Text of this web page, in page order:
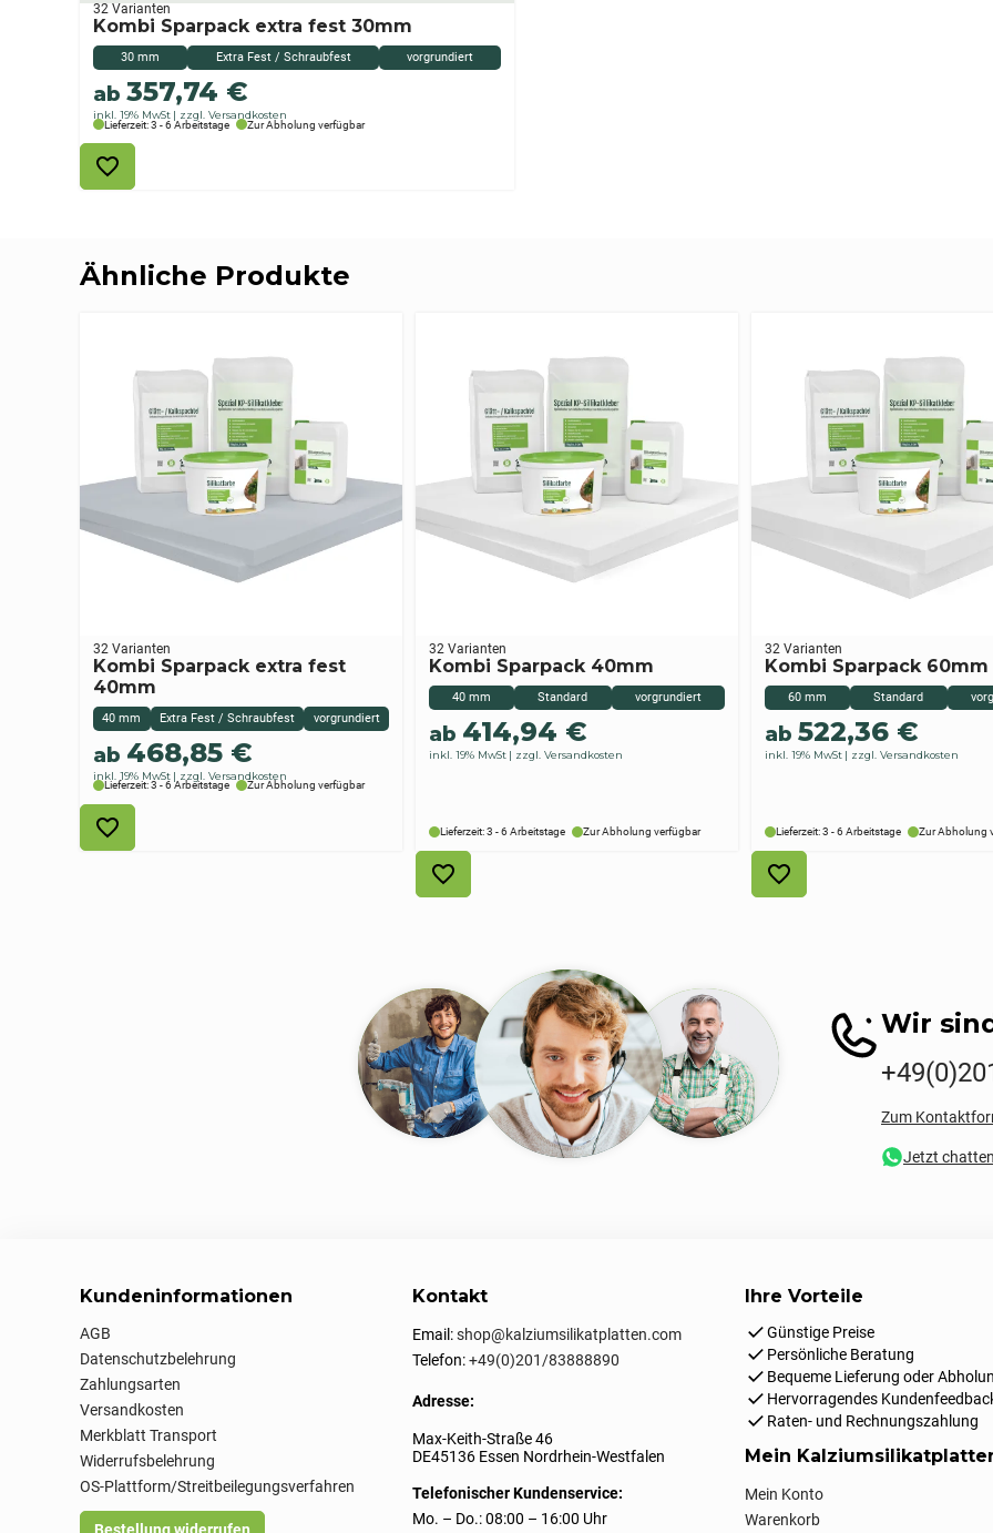
30 mm Extra Fest / Schraubfest vorgrundiert
Kombi Sparpack extra fest 30mm
ab 357,74 €
inkl. 19% MwSt zzgl. Versandkosten
32 Varianten
Lieferzeit: 3 - 6 Arbeitstage Zur Abholung verfügbar
Ähnliche Produkte
40 mm Extra Fest / Schraubfest vorgrundiert
Kombi Sparpack extra fest
40mm
ab 468,85 €
inkl. 19% MwSt zzgl. Versandkosten
32 Varianten
Lieferzeit: 3 - 6 Arbeitstage Zur Abholung verfügbar
40 mm Standard vorgrundiert
Kombi Sparpack 40mm
ab 414,94 €
inkl. 19% MwSt zzgl. Versandkosten
32 Varianten
Lieferzeit: 3 - 6 Arbeitstage Zur Abholung verfügbar
60 mm Standard
Kombi Sparpack 60mm
ab 522,36 €
inkl. 19% MwSt zzgl. Versandkosten
32 Varianten
Lieferzeit: 3 - 6 Arbeitstage Zur Abholung
Wir
Zum
Jetzt chatten
Kundeninformationen
AGB
Datenschutzbelehrung
Zahlungsarten
Versandkosten
Merkblatt Transport
Widerrufsbelehrung
OS-Plattform/Streitbeilegungsverfahren
Kontakt
Email:shop@kalziumsilikatplatten.com
Telefon:+49(0)201/83888890
Adresse:
Max-Keith-Straße 46
DE45136 Essen Nordrhein-Westfalen
Telefonischer Kundenservice:
Mo. – Do.: 08:00 – 16:00 Uhr
Ihre Vorteile
Günstige Preise
Persönliche Beratung
Bequeme Lieferung oder
Hervorragendes
Raten- und Rechnungszahlung
Mein
Mein Konto
Warenkorb